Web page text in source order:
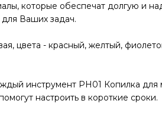
которые обеспечат долгую и
Ваших задач.
цвета - красный, желтый,
инструмент PH01 Копилка для
настроить в короткие сроки.